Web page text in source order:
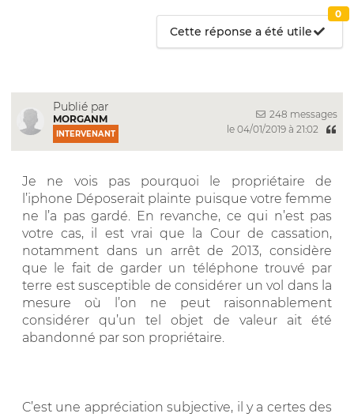
Cette réponse a été utile
0
Publié par
MORGANM
INTERVENANT
248 messages
le 04/01/2019 à 21:02
Je ne vois pas pourquoi le propriétaire de
l’iphone Déposerait plainte puisque votre femme
ne l’a pas gardé. En revanche, ce qui n’est pas
votre cas, il est vrai que la Cour de cassation,
notamment dans un arrêt de 2013, considère
que le fait de garder un téléphone trouvé par
terre est susceptible de considérer un vol dans la
mesure où l’on ne peut raisonnablement
considérer qu’un tel objet de valeur ait été
abandonné par son propriétaire.
C’est une appréciation subjective, il y a certes des